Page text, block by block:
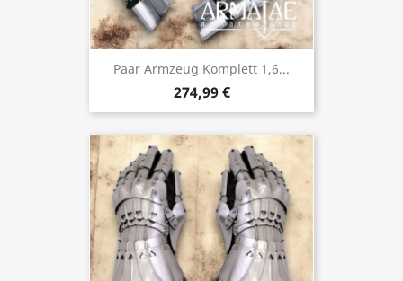
Paar Armzeug Komplett 1,6...
274,99 €